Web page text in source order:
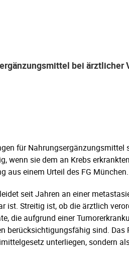
bei ärztlicher
für
wenn sie dem an Krebs
aus einem Urteil des FG München.
seit Jahren an einer
ist. Streitig ist, ob die ärztlich
die aufgrund einer
berücksichtigungsfähig sind.
unterliegen, sondern